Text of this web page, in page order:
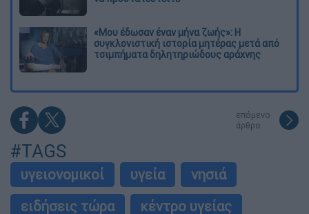
«Μου έδωσαν έναν μήνα ζωής»: Η
συγκλονιστική ιστορία μητέρας μετά από
τσιμπήματα δηλητηριώδους αράχνης
επόμενο
άρθρο
#TAGS
υγειονομικοί υγεία
νησιά
ειδήσεις τώρα
κέντρο υγείας